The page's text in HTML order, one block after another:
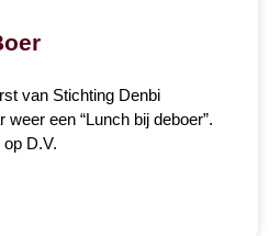
van Stichting Denbi
een “Lunch bij deboer”.
D.V.